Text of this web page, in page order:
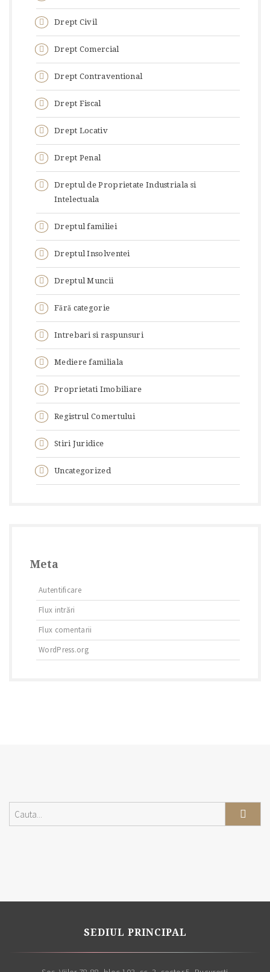
Drept Civil
Drept Comercial
Drept Contraventional
Drept Fiscal
Drept Locativ
Drept Penal
Dreptul de Proprietate Industriala si
Intelectuala
Dreptul familiei
Dreptul Insolventei
Dreptul Muncii
Fără categorie
Intrebari si raspunsuri
Mediere familiala
Proprietati Imobiliare
Registrul Comertului
Stiri Juridice
Uncategorized
Meta
Autentificare
Flux intrări
Flux comentarii
WordPress.org
SEDIUL PRINCIPAL